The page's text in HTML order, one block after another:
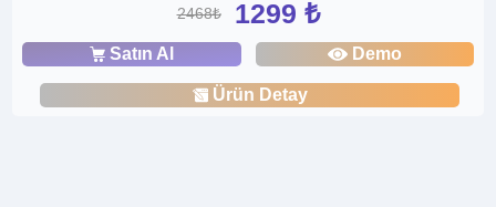
2468₺ 1299 ₺
Satın Al Demo
Ürün Detay